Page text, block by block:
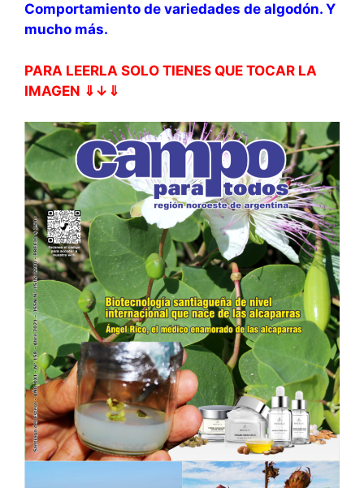
Comportamiento de variedades de algodón. Y
mucho más.
PARA LEERLA SOLO TIENES QUE TOCAR LA
IMAGEN ⇓↓⇓